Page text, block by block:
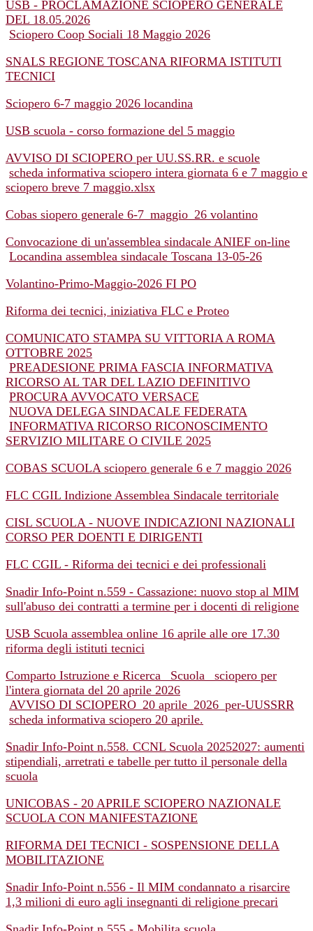
USB - PROCLAMAZIONE SCIOPERO GENERALE
DEL 18.05.2026
Sciopero Coop Sociali 18 Maggio 2026
SNALS REGIONE TOSCANA RIFORMA ISTITUTI
TECNICI
Sciopero 6-7 maggio 2026 locandina
USB scuola - corso formazione del 5 maggio
AVVISO DI SCIOPERO per UU.SS.RR. e scuole
scheda informativa sciopero intera giornata 6 e 7 maggio e
sciopero breve 7 maggio.xlsx
Cobas siopero generale 6-7_maggio_26 volantino
Convocazione di un'assemblea sindacale ANIEF on-line
Locandina assemblea sindacale Toscana 13-05-26
Volantino-Primo-Maggio-2026 FI PO
Riforma dei tecnici, iniziativa FLC e Proteo
COMUNICATO STAMPA SU VITTORIA A ROMA
OTTOBRE 2025
PREADESIONE PRIMA FASCIA INFORMATIVA
RICORSO AL TAR DEL LAZIO DEFINITIVO
PROCURA AVVOCATO VERSACE
NUOVA DELEGA SINDACALE FEDERATA
INFORMATIVA RICORSO RICONOSCIMENTO
SERVIZIO MILITARE O CIVILE 2025
COBAS SCUOLA sciopero generale 6 e 7 maggio 2026
FLC CGIL Indizione Assemblea Sindacale territoriale
CISL SCUOLA - NUOVE INDICAZIONI NAZIONALI
CORSO PER DOENTI E DIRIGENTI
FLC CGIL - Riforma dei tecnici e dei professionali
Snadir Info-Point n.559 - Cassazione: nuovo stop al MIM
sull'abuso dei contratti a termine per i docenti di religione
USB Scuola assemblea online 16 aprile alle ore 17.30
riforma degli istituti tecnici
Comparto Istruzione e Ricerca_ Scuola_ sciopero per
l'intera giornata del 20 aprile 2026
AVVISO DI SCIOPERO_20 aprile_2026_per-UUSSRR
scheda informativa sciopero 20 aprile.
Snadir Info-Point n.558. CCNL Scuola 20252027: aumenti
stipendiali, arretrati e tabelle per tutto il personale della
scuola
UNICOBAS - 20 APRILE SCIOPERO NAZIONALE
SCUOLA CON MANIFESTAZIONE
RIFORMA DEI TECNICI - SOSPENSIONE DELLA
MOBILITAZIONE
Snadir Info-Point n.556 - Il MIM condannato a risarcire
1,3 milioni di euro agli insegnanti di religione precari